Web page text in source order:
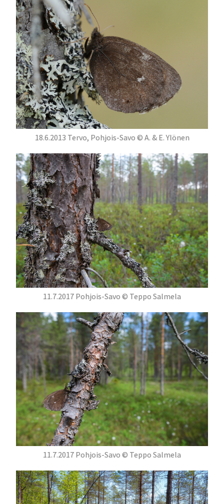
18.6.2013 Tervo, Pohjois-Savo © A. & E. Ylönen
11.7.2017 Pohjois-Savo © Teppo Salmela
11.7.2017 Pohjois-Savo © Teppo Salmela